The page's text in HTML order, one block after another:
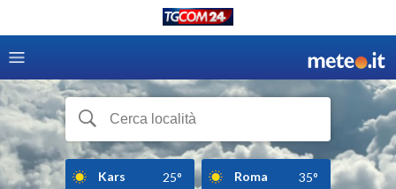
Kars 25° Roma 35°